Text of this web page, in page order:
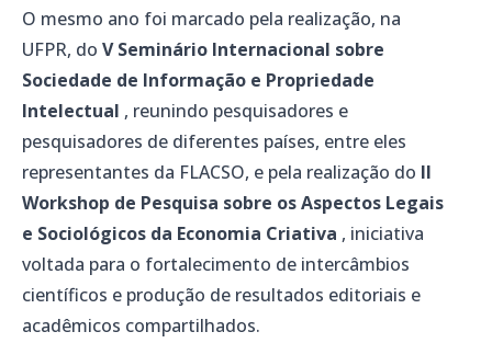
O mesmo ano foi marcado pela realização, na
UFPR, do V Seminário Internacional sobre
Sociedade de Informação e Propriedade
Intelectual , reunindo pesquisadores e
pesquisadores de diferentes países, entre eles
representantes da FLACSO, e pela realização do II
Workshop de Pesquisa sobre os Aspectos Legais
e Sociológicos da Economia Criativa , iniciativa
voltada para o fortalecimento de intercâmbios
científicos e produção de resultados editoriais e
acadêmicos compartilhados.